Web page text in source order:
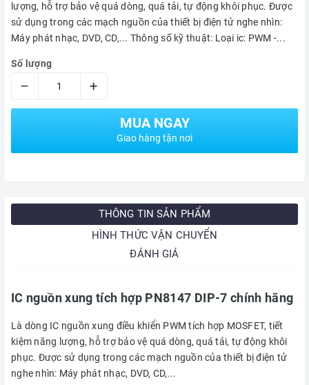
lượng, hỗ trợ bảo vệ quá dòng, quá tải, tự động khôi phục. Được
sử dụng trong các mạch nguồn của thiết bị điện tử nghe nhìn:
Máy phát nhạc, DVD, CD,... Thông số kỹ thuật: Loại ic: PWM -...
Số lượng
– +
MUA NGAY
Giao hàng tận nơi
THÔNG TIN SẢN PHẨM
HÌNH THỨC VẬN CHUYỂN
ĐÁNH GIÁ
IC nguồn xung tích hợp PN8147 DIP-7 chính hãng
Là dòng IC nguồn xung điều khiển PWM tích hợp MOSFET, tiết
kiệm năng lượng, hỗ trợ bảo vệ quá dòng, quá tải, tự động khôi
phục. Được sử dụng trong các mạch nguồn của thiết bị điện tử
nghe nhìn: Máy phát nhạc, DVD, CD,...